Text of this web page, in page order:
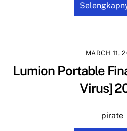
MARCH 11,
Lumion Portable
Virus]
pirate